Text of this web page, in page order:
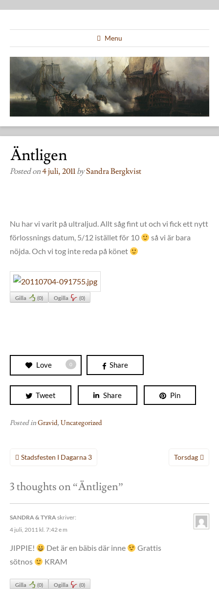
Menu
Äntligen
Posted on4 juli, 2011 bySandra Bergkvist
Nu har vi varit på ultraljud. Allt såg fint ut och vi fick ett nytt
förlossnings datum, 5/12 istället för 10
så vi är bara
nöjda. Och vi tog inte reda på könet
Gilla (0) Ogilla (0)
Love 0 Share
Tweet Share Pin
Posted inGravid,Uncategorized
Inläggsnavigering
Stadsfesten I Dagarna 3 Torsdag
3 thoughts on “Äntligen”
SANDRA & TYRAskriver:
4 juli, 2011 kl. 7:42 e m
JIPPIE! Det är en bäbis där inne
Grattis
sötnos
KRAM
Gilla (0) Ogilla (0)